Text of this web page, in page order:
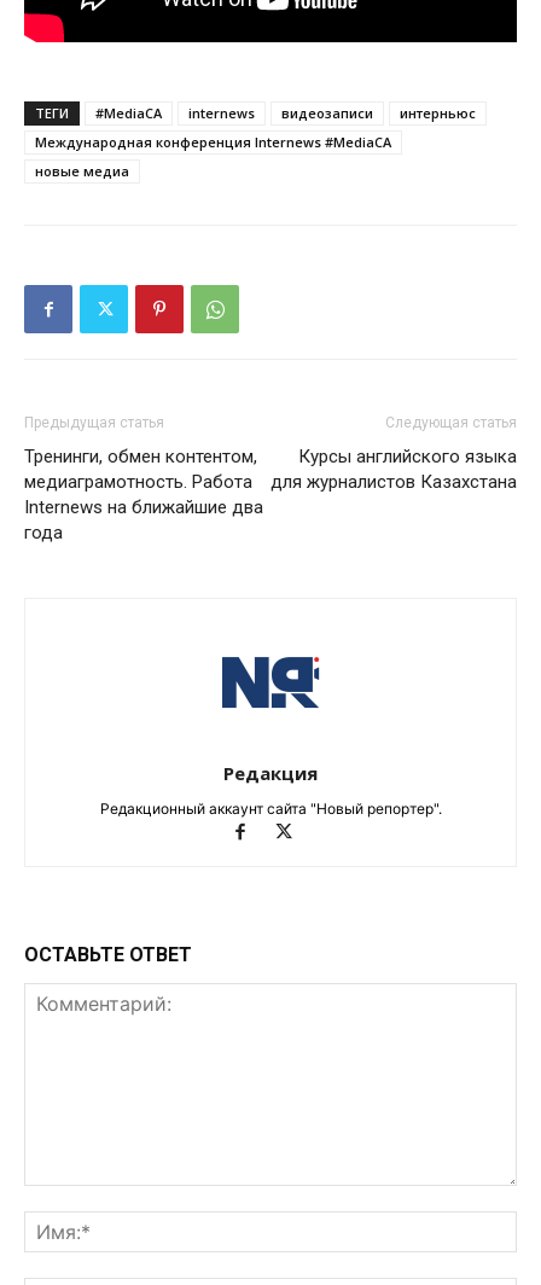
ТЕГИ #MediaCA internews видеозаписи
интерньюс
Международная конференция Internews #MediaCA
новые медиа
Предыдущая статья
Тренинги, обмен контентом,
медиаграмотность. Работа
Internews на ближайшие два
года
Следующая статья
Курсы английского языка
для журналистов Казахстана
Редакция
Редакционный аккаунт сайта "Новый репортер".
ОСТАВЬТЕ ОТВЕТ